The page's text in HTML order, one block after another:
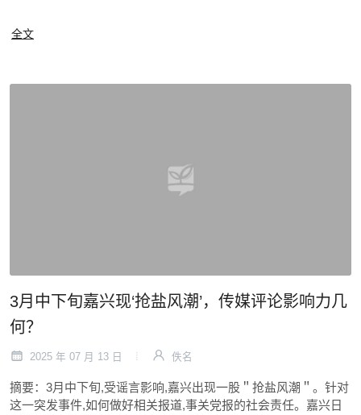
全文
3月中下旬嘉兴现‘抢盐风潮’，传媒评论影响力几
何？
2025 年 07 月 13 日 佚名
摘要：3月中下旬,受谣言影响,嘉兴出现一股＂抢盐风潮＂。针对
这一突发事件,如何做好相关报道,事关党报的社会责任。嘉兴日